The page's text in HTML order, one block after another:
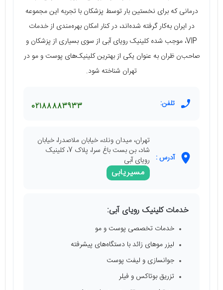
درمانی که برای نخستین ‌بار توسط پزشکان با تجربه این مجموعه
در ایران به‌کار گرفته شده‌اند، در کنار امکان بهره‌مندی از خدمات
VIP، موجب شده کلینیک رویای آبی از سوی بسیاری از پزشکان و
صاحب‌ن ظران به‌ عنوان یکی از بهترین کلینیک‌های پوست و مو در
تهران شناخته شود.
تلفن: 02188883933
آدرس :
تهران، ميدان ونك، خيابان ملاصدرا، خيابان
شاد، بن بست باغ سرا، پلاک 7، کلینیک
رویای آبی
مسیریابی
خدمات کلینیک رویای آبی:
خدمات تخصصی پوست و مو
لیزر موهای زائد با دستگاه‌های پیشرفته
جوانسازی و لیفت پوست
تزریق بوتاکس و فیلر